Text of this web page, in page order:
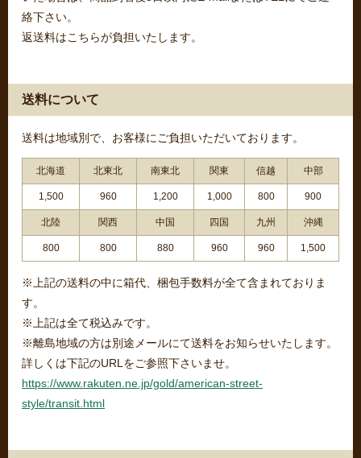
絡下さい。
返送料はこちらが負担いたします。
送料について
送料は地域別で、お客様にご負担いただいております。
北海道 北東北 南東北 関東 信越 中部
1,500 960 1,200 1,000 800 900
北陸 関西 中国 四国 九州 沖縄
800 800 880 960 960 1,500
※上記の送料の中に箱代、梱包手数料が全て含まれておりま
す。
※上記は全て税込みです。
※離島地域の方は別途メールにて送料をお知らせいたします。
詳しくは下記のURLをご参照下さいませ。
https://www.rakuten.ne.jp/gold/american-street-
style/transit.html